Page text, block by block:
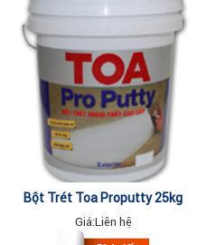
Bột Trét Toa Proputty 25kg
Giá:Liên hệ